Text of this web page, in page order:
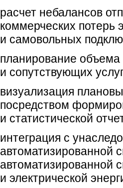
расчет небалансов
коммерческих потерь
и самовольных
планирование объема
и сопутствующих
визуализация
посредством
и статистической
интеграция с
автоматизированной
автоматизированной
и электрической